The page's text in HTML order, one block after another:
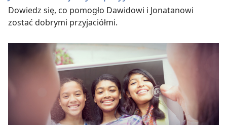
Dowiedz się, co pomogło Dawidowi i Jonatanowi
zostać dobrymi przyjaciółmi.